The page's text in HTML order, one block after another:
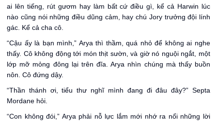
ai lên tiếng, rút gươm hay làm bất cứ điều gì, kể cả Harwin lúc
nào cũng nói những điều dũng cảm, hay chú Jory trưởng đội lính
gác. Kể cả cha cô.
“Cậu ấy là bạn mình,” Arya thì thầm, quá nhỏ để không ai nghe
thấy. Cô không động tới món thịt sườn, và giờ nó nguội ngắt, một
lớp mỡ mỏng đông lại trên đĩa. Arya nhìn chúng mà thấy buồn
nôn. Cô đứng dậy.
“Thần thánh ơi, tiểu thư nghĩ mình đang đi đâu đây?” Septa
Mordane hỏi.
“Con không đói,” Arya phải nỗ lực lắm mới nhớ ra nổi những lời